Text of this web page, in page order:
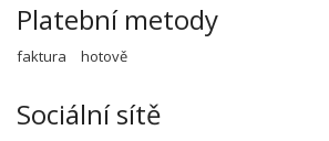
Platební metody
faktura hotově
Sociální sítě